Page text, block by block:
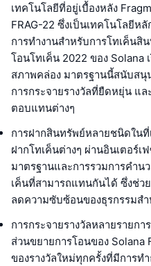
เทคโนโลยีที่อยู่เบื้องหลัง
FRAG-22 ซึ่งเป็นเทคโนโลยีห
การทำงานสำหรับการโทเค็น
โอนโทเค็น 2022 ของ
สภาพคล่อง มาตรฐานนี้สนับส
การกระจายรางวัลที่ยืดหยุ่น แ
ตอบแทนต่างๆ
การฝากสินทรัพย์หลายชนิดใน
ฝากโทเค็นต่างๆ ผ่านอินเตอร์เ
มาตรฐานและการรวมการคำน
เค็นที่สามารถแทนกันได้ ซึ่งช่ว
ลดความซับซ้อนของธุรกรรม
การกระจายรางวัลหลายรายก
ส่วนขยายการโอนของ Solana
ของรางวัลใหม่ทุกครั้งที่มีการท